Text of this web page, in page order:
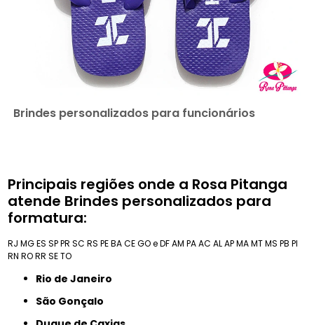
Brindes personalizados para funcionários
Principais regiões onde a Rosa Pitanga
atende Brindes personalizados para
formatura:
RJ MGES SPPR SC RS PEBACEGO e DFAM PAAC ALAPMAMTMS PB PI
RN RORR SETO
Rio de Janeiro
São Gonçalo